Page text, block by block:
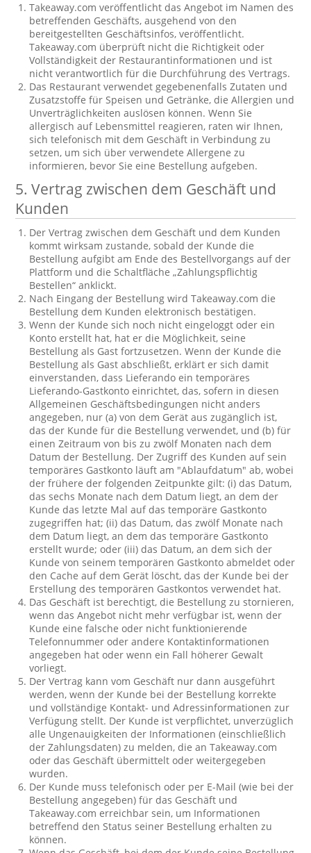
Takeaway.com veröffentlicht das Angebot im Namen des
betreffenden Geschäfts, ausgehend von den
bereitgestellten Geschäftsinfos, veröffentlicht.
Takeaway.com überprüft nicht die Richtigkeit oder
Vollständigkeit der Restaurantinformationen und ist
nicht verantwortlich für die Durchführung des Vertrags.
Das Restaurant verwendet gegebenenfalls Zutaten und
Zusatzstoffe für Speisen und Getränke, die Allergien und
Unverträglichkeiten auslösen können. Wenn Sie
allergisch auf Lebensmittel reagieren, raten wir Ihnen,
sich telefonisch mit dem Geschäft in Verbindung zu
setzen, um sich über verwendete Allergene zu
informieren, bevor Sie eine Bestellung aufgeben.
5. Vertrag zwischen dem Geschäft und
Kunden
Der Vertrag zwischen dem Geschäft und dem Kunden
kommt wirksam zustande, sobald der Kunde die
Bestellung aufgibt am Ende des Bestellvorgangs auf der
Plattform und die Schaltfläche „Zahlungspflichtig
Bestellen“ anklickt.
Nach Eingang der Bestellung wird Takeaway.com die
Bestellung dem Kunden elektronisch bestätigen.
Wenn der Kunde sich noch nicht eingeloggt oder ein
Konto erstellt hat, hat er die Möglichkeit, seine
Bestellung als Gast fortzusetzen. Wenn der Kunde die
Bestellung als Gast abschließt, erklärt er sich damit
einverstanden, dass Lieferando ein temporäres
Lieferando-Gastkonto einrichtet, das, sofern in diesen
Allgemeinen Geschäftsbedingungen nicht anders
angegeben, nur (a) von dem Gerät aus zugänglich ist,
das der Kunde für die Bestellung verwendet, und (b) für
einen Zeitraum von bis zu zwölf Monaten nach dem
Datum der Bestellung. Der Zugriff des Kunden auf sein
temporäres Gastkonto läuft am "Ablaufdatum" ab, wobei
der frühere der folgenden Zeitpunkte gilt: (i) das Datum,
das sechs Monate nach dem Datum liegt, an dem der
Kunde das letzte Mal auf das temporäre Gastkonto
zugegriffen hat; (ii) das Datum, das zwölf Monate nach
dem Datum liegt, an dem das temporäre Gastkonto
erstellt wurde; oder (iii) das Datum, an dem sich der
Kunde von seinem temporären Gastkonto abmeldet oder
den Cache auf dem Gerät löscht, das der Kunde bei der
Erstellung des temporären Gastkontos verwendet hat.
Das Geschäft ist berechtigt, die Bestellung zu stornieren,
wenn das Angebot nicht mehr verfügbar ist, wenn der
Kunde eine falsche oder nicht funktionierende
Telefonnummer oder andere Kontaktinformationen
angegeben hat oder wenn ein Fall höherer Gewalt
vorliegt.
Der Vertrag kann vom Geschäft nur dann ausgeführt
werden, wenn der Kunde bei der Bestellung korrekte
und vollständige Kontakt- und Adressinformationen zur
Verfügung stellt. Der Kunde ist verpflichtet, unverzüglich
alle Ungenauigkeiten der Informationen (einschließlich
der Zahlungsdaten) zu melden, die an Takeaway.com
oder das Geschäft übermittelt oder weitergegeben
wurden.
Der Kunde muss telefonisch oder per E-Mail (wie bei der
Bestellung angegeben) für das Geschäft und
Takeaway.com erreichbar sein, um Informationen
betreffend den Status seiner Bestellung erhalten zu
können.